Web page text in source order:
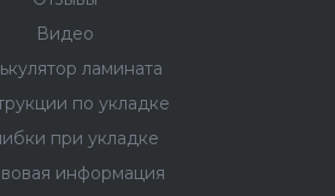
Видео
ламината
по укладке
при укладке
информация